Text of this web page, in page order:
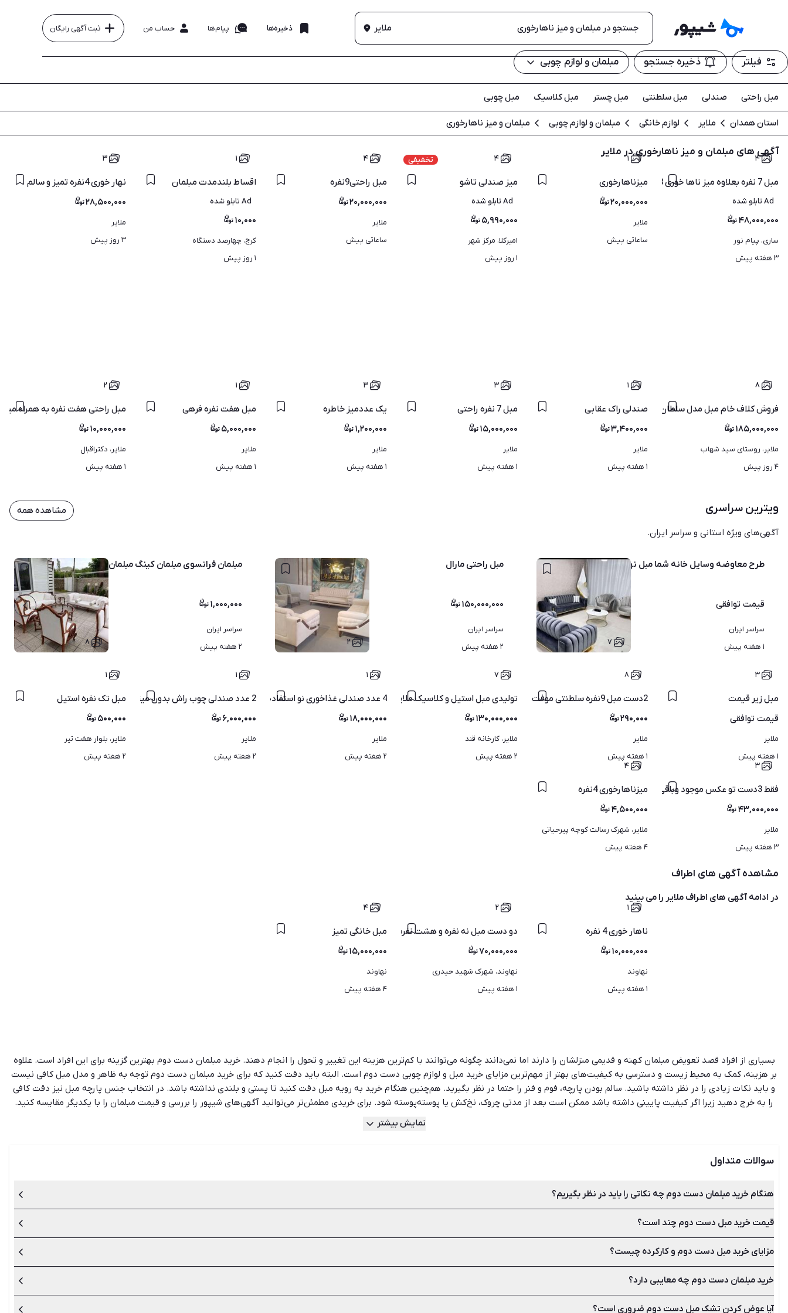
ملایر ذخیره‌ها پیام‌ها حساب من ثبت آگهی رایگان
فیلتر ذخیره جستجو مبلمان و لوازم چوبی
مبل راحتی صندلی مبل سلطنتی مبل چستر مبل کلاسیک مبل چوبی
استان همدان ملایر لوازم خانگی مبلمان و لوازم چوبی مبلمان و میز ناهارخوری
آگهی های مبلمان و میز ناهارخوری در ملایر
۴
مبل 7 نفره بعلاوه میز ناها خوری 8 نفره و یک عدد بوفه
Ad تابلو شده
۴۸,۰۰۰,۰۰۰
ساری، پیام نور
۳ هفته پیش
۱
میزناهارخوری
۲۰,۰۰۰,۰۰۰
ملایر
ساعاتی پیش
تخفیفی ۴
میز صندلی تاشو
Ad تابلو شده
۵,۹۹۰,۰۰۰
امیرکلا، مرکز شهر
۱ روز پیش
۴
مبل راحتی9نفره
۲۰,۰۰۰,۰۰۰
ملایر
ساعاتی پیش
۱
اقساط بلندمدت مبلمان
Ad تابلو شده
۱۰,۰۰۰
کرج، چهارصد دستگاه
۱ روز پیش
۳
نهار خوری 4نفره تمیز و سالم
۲۸,۵۰۰,۰۰۰
ملایر
۳ روز پیش
۸
فروش کلاف خام مبل مدل سلطان | مستقیم از کارگاه تولیدی
۱۸۵,۰۰۰,۰۰۰
ملایر، روستای سید شهاب
۴ روز پیش
۱
صندلی راک عقابی
۳,۴۰۰,۰۰۰
ملایر
۱ هفته پیش
۳
مبل 7 نفره راحتی
۱۵,۰۰۰,۰۰۰
ملایر
۱ هفته پیش
۳
یک عددمیز خاطره
۱,۲۰۰,۰۰۰
ملایر
۱ هفته پیش
۱
مبل هفت نفره فرهی
۵,۰۰۰,۰۰۰
ملایر
۱ هفته پیش
۲
مبل راحتی هفت نفره به همراه
۱۰,۰۰۰,۰۰۰
ملایر، دکتراقبال
۱ هفته پیش
ویترین سراسری
آگهی‌های ویژه استانی و سراسر ایران.
مشاهده همه
۷
طرح معاوضه وسایل خانه شما مبل نهارخوری سرویس خواب
قیمت توافقی
سراسر ایران
۱ هفته پیش
۲
مبل راحتی مارال
۱۵۰,۰۰۰,۰۰۰
سراسر ایران
۲ هفته پیش
۸
مبلمان فرانسوی مبلمان کینگ مبلمان کاجی دیبا مبل راش
۱,۰۰۰,۰۰۰
سراسر ایران
۲ هفته پیش
۳
مبل زیر قیمت
قیمت توافقی
ملایر
۱ هفته پیش
۸
2دست مبل 9نفره سلطنتی موفت بخدا پول یدستشم نیست الان
۲۹۰,۰۰۰
ملایر
۱ هفته پیش
۷
تولیدی مبل استیل و کلاسیک ملایر اقساطی
۱۳۰,۰۰۰,۰۰۰
ملایر، کارخانه قند
۲ هفته پیش
۱
4 عدد صندلی غذاخوری نو استفاده نشده
۱۸,۰۰۰,۰۰۰
ملایر
۲ هفته پیش
۱
2 عدد صندلی چوب راش بدون میز نو استفاده نشده
۶,۰۰۰,۰۰۰
ملایر
۲ هفته پیش
۱
مبل تک نفره استیل
۵۰۰,۰۰۰
ملایر، بلوار هفت تیر
۲ هفته پیش
۳
فقط 3دست تو عکس موجود وباقی مانده مغازه بوده
۴۳,۰۰۰,۰۰۰
ملایر
۳ هفته پیش
۴
میزناهارخوری 4نفره
۴,۵۰۰,۰۰۰
ملایر، شهرک رسالت کوچه پیرحیاتی
۴ هفته پیش
مشاهده آگهی های اطراف
در ادامه آگهی های اطراف ملایر را می بینید
۱
ناهار خوری 4 نفره
۱۰,۰۰۰,۰۰۰
نهاوند
۱ هفته پیش
۲
دو دست مبل نه نفره و هشت نفره
۷۰,۰۰۰,۰۰۰
نهاوند، شهرک شهید حیدری
۱ هفته پیش
۴
مبل خانگی تمیز
۱۵,۰۰۰,۰۰۰
نهاوند
۴ هفته پیش
بسیاری از افراد قصد تعویض مبلمان کهنه و قدیمی منزلشان را دارند اما نمی‌دانند چگونه می‌توانند با کم‌ترین هزینه این تغییر و تحول را انجام دهند. خرید مبلمان دست دوم بهترین گزینه برای این افراد است. علاوه
بر هزینه، کمک به محیط زیست و دسترسی به کیفیت‌های بهتر از مهم‌ترین مزایای خرید مبل و لوازم چوبی دست دوم است. البته باید دقت کنید که برای خرید مبلمان دست دوم توجه به ظاهر و مدل مبل کافی نیست
و باید نکات زیادی را در نظر داشته باشید. سالم بودن پارچه، فوم و فنر را حتما در نظر بگیرید. هم‌چنین هنگام خرید به رویه مبل دقت کنید تا پستی و بلندی نداشته باشد. در انتخاب جنس پارچه مبل نیز دقت کافی
را به خرج دهید زیرا اگر کیفیت پایینی داشته باشد ممکن است بعد از مدتی چروک، نخ‌کش یا پوسته‌پوسته شود. برای خریدی مطمئن‌تر می‌توانید آگهی‌های شیپور را بررسی و قیمت مبلمان را با یکدیگر مقایسه کنید.
سالم بودن، میزان کارکرد، جنس مبل و نداشتن لکه و پارگی در قیمت مبل و لوازم دست دوم بسیار مهم است. با این حال بهتر است قیمت مبل‌های نو را نیز در شیپور بررسی کنید تا بتوانید قیمت مبلمان دست دوم را
به درستی تخمین بزنید. شیپور با سال‌ها تجربه دارای کامل‌ترین و به روزترین لیست آگهی‌های خرید و فروش انواع مبلمان، لوازم چوبی، مبل‌ راحتی، سلطنتی و تخت سنتی دست دوم و نو است و می‌تواند در هر
نمایش بیشتر
سوالات متداول
هنگام خرید مبلمان دست دوم چه نکاتی را باید در نظر بگیریم؟
علاوه بر این‌که باید ظاهر مبل را بپسندید، سالم بودن پارچه، فوم و فنر را نیز باید در نظر بگیرید. هنگام خرید مبل دست دوم به رویه مبل دقت کنید تا پستی و بلندی نداشته باشد. در انتخاب جنس پارچه
مبل نیز دقت کافی را به خرج دهید زیرا اگر کیفیت پایینی داشته باشد ممکن است بعد از مدتی چروک، نخ‌کش یا پوسته‌پوسته شود.
قیمت خرید مبل دست دوم چند است؟
سالم بودن، میزان کارکرد، جنس مبل و نداشتن لکه و پارگی در قیمت آن بسیار مهم است. با این حال بهتر است قیمت مبل‌های نو را بررسی کنید تا بتوانید قیمت مبلمان دست دوم را تخمین بزنید.
مزایای خرید مبل دست دوم و کارکرده چیست؟
کاهش هزینه‌ها و قیمت ارزان‌تر، جلوگیری از یکنواختی و دلزدگی، کمک به محیط زیست و دسترسی به کیفیت‌ و برندهای بهتر از مهم‌ترین مزایای خرید مبلمان دست دوم است.
خرید مبلمان دست دوم چه معایبی دارد؟
امکان داشتن شکستگی، ظاهر کهنه، داشتن باکتری در تشک و نداشتن ضمانت از مهم‌ترین معایب مبل دست دوم و کارکرده است. اما جای نگرانی وجود ندارد، با مقایسه آگهی‌های مختلف در شیپور و بررسی مبل
آیا عوض کردن تشک مبل دست دوم ضروری است؟